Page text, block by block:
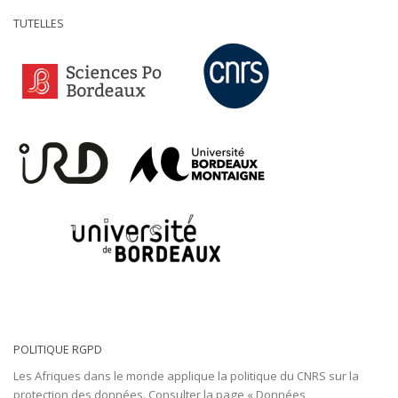
TUTELLES
POLITIQUE RGPD
Les Afriques dans le monde applique la politique du CNRS sur la
protection des données. Consulter la page « Données